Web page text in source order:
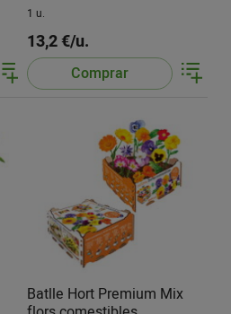
1 u.
13,2 €/u.
Comprar
Batlle Hort Premium Mix